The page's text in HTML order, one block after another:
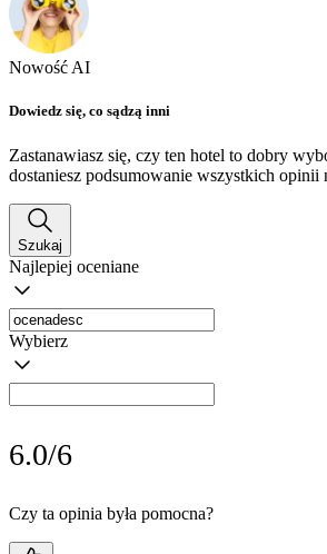
Nowość AI
Dowiedz się, co sądzą inni
Zastanawiasz się, czy ten hotel to dobry
dostaniesz podsumowanie wszystkich opinii
Szukaj
Najlepiej oceniane
Wybierz
6.0/6
Czy ta opinia była pomocna?